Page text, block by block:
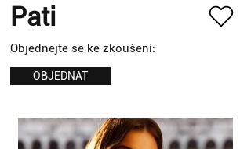
Pati
Objednejte se ke zkoušení:
OBJEDNAT